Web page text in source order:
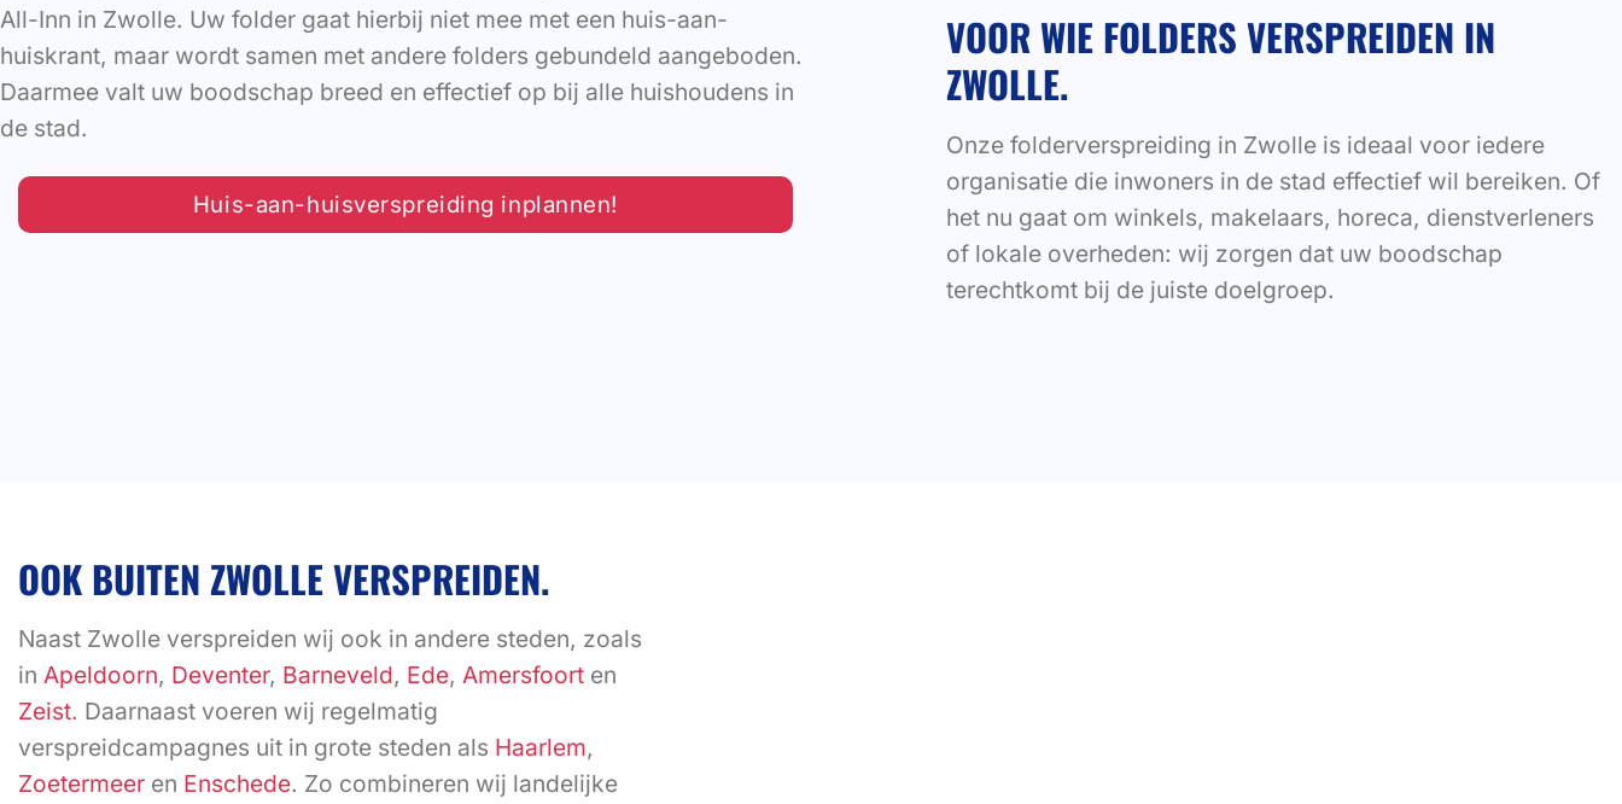
All-Inn in Zwolle. Uw folder gaat hierbij niet mee met een huis-aan-
huiskrant, maar wordt samen met andere folders gebundeld aangeboden.
Daarmee valt uw boodschap breed en effectief op bij alle huishoudens in
de stad.
Huis-aan-huisverspreiding inplannen!
VOOR WIE FOLDERS VERSPREIDEN IN
ZWOLLE.
Onze folderverspreiding in Zwolle is ideaal voor iedere
organisatie die inwoners in de stad effectief wil bereiken. Of
het nu gaat om winkels, makelaars, horeca, dienstverleners
of lokale overheden: wij zorgen dat uw boodschap
terechtkomt bij de juiste doelgroep.
OOK BUITEN ZWOLLE VERSPREIDEN.
Naast Zwolle verspreiden wij ook in andere steden, zoals
in Apeldoorn, Deventer, Barneveld, Ede, Amersfoort en
Zeist. Daarnaast voeren wij regelmatig
verspreidcampagnes uit in grote steden als Haarlem,
Zoetermeer en Enschede. Zo combineren wij landelijke